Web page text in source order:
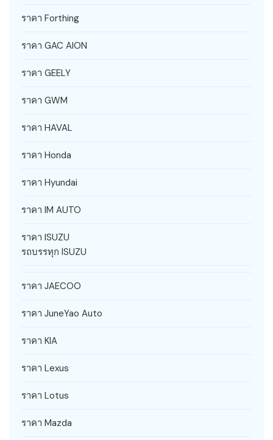
ราคา Forthing
ราคา GAC AION
ราคา GEELY
ราคา GWM
ราคา HAVAL
ราคา Honda
ราคา Hyundai
ราคา IM AUTO
ราคา ISUZU
รถบรรทุก ISUZU
ราคา JAECOO
ราคา JuneYao Auto
ราคา KIA
ราคา Lexus
ราคา Lotus
ราคา Mazda